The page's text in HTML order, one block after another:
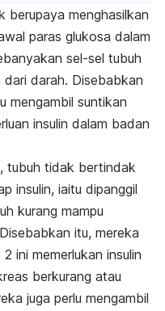
berupaya menghasilkan
paras glukosa dalam
sel-sel tubuh
darah. Disebabkan
mengambil suntikan
insulin dalam badan
tubuh tidak bertindak
insulin, iaitu dipanggil
kurang mampu
itu, mereka
ini memerlukan insulin
berkurang atau
juga perlu mengambil